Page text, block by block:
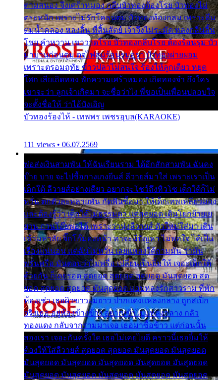
ตามสนอง จึงเศร้าหมอง กลีบบัวทองต้องโรย บัวทองไม่
ตระหนัก เพราะไม่รักโคลนตม บัวทองท้องกลม เพราะลืม
ตมน้ำคลอง หลงลิ้น ที่สิ้นสัตย์ เจ้าจึงไม่ระมัด หลงกลิ่นลิ้น
โชย คำหวาน เขาวาดโรย บัวทองกลีบโรย ต้องร้อนรุม บัว
มาบานก่อนตูม ดุจไฟสุมร้อนรุมอุรา บัวทองผ่ายผอม
เพราะตรอมฤทัย ข้าวปลาไม่สนใจ ร้องไห้ลูกเดียว หยุด
โศก เสียเถิดทอง พักความเศร้าหมอง เถิดทองจ๋า ถึงใคร
เขาจะว่า ลูกเจ้าเกิดมา จะชื่อว่าไง พี่ขอเป็นเพื่อนปลอบใจ
จะตั้งชื่อให้ ว่าไอ้บังเอิญ
บัวทองร้องไห้ - เทพพร เพชรอุบล(KARAOKE)
111 views • 06.07.2569
พ่อส่งเงินสามพัน ให้ฉันเรียนราม ได้อีกสักสามพัน ฉันคง
บ๊าย บาย จะไปซื้อกางเกงยีนส์ ลีวายส์มาใส่ เพราะเราเป็น
เด็กใต้ ลีวายส์อย่างเดียว อยากจะโชว์ถึงหิวโซ เด็กใต้ก็ไม่
หวั่น ตกตัวละหลายพัน กัดฟันซื้อมา ให้เด็กเทพเหลียวมอง
และต้องรู้ว่า เด็กใต้ไม่ธรรมดา แต่สุดยอด เดินโยกย้ายเย
ยวน กวนโอ๊ยพอได้ เพราะว่านุ่งลีวายส์ ตัวใหม่ใส่มา เดิน
เข้ามหาลัย จิ๊กโก๊มองหน้า ท่าจะมีปัญหา ไม่พอใจ ได้เป็น
เรื่องแน่นอน แต่ฉันไม่หวั่น เลยแหลงใต้ถามมัน ว่ามัน
พรั่นพรือ มันตอบว่าไม่พรื่อ เปลี่ยนเป็นยิ้มให้ เจอะเด็กใต้
ด้วยกัน ก็เลยรอด สุดยอด สุดยอด สุดยอด มันสุดยอด สุด
ยอด สุดยอด สุดยอด มันสุดยอด แอบหลงรักสาวราม ที่พัก
ห้องเช่า เธอผิวขาวผมยาว ปากแดงแหลงกลาง ถูกสเป็ก
จริงเธอ อยู่ห้องข้างข้าง อยากเข้าไปแหลงกลาง กลัว
ทองแดง กลับจากรามมาเจอ เธอมาซื้อข้าว แต่ก่อนนั้น
สองเรา เจอะกันครั้งใด เธอไม่เคยไยดี คราวนี้เธอยิ้มให้
ต้องให้ใส่ลีวายส์ สุดยอด สุดยอด มันสุดยอด มันสุดยอด
มันสุดยอด มันสุดยอด มันสุดยอด มันสุดยอด มันสุดยอด
มันสุดยอด มันสุดยอด มันสุดยอด มันสุดยอด มันสุดยอด